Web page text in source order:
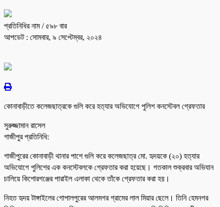
প্রতিনিধির নাম/ ৫৯৮ বার
আপডেট : সোমবার, ৯ সেপ্টেম্বর, ২০২৪
কোনাবাড়ীতে কলেজছাত্রকে গুলি করে হত্যার অভিযোগে পুলিশ কনস্টেবল গ্রেফতার
সুরুজ্জামান রাসেল
গাজীপুর প্রতিনিধি:
গাজীপুরের কোনাবাড়ী থানার পাশে গুলি করে কলেজছাত্র মো. হৃদয়কে (২০) হত্যার
অভিযোগে পুলিশের এক কনস্টেবলকে গ্রেফতার করা হয়েছে। গতকাল শুক্রবার অভিযান
চালিয়ে কিশোরগঞ্জের পারাইল এলাকা থেকে তাঁকে গ্রেফতার করা হয়।
নিহত হৃদয় টাঙ্গাইলের গোপালপুরের আলমগর গ্রামের লাল মিয়ার ছেলে। তিনি হেমনগর